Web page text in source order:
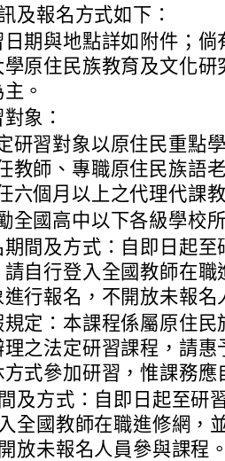
及報名方式如下：
日期與地點詳如附件；
學原住民族教育及文化
。
象：
研習對象以原住民重點
教師、專職原住民族語
六個月以上之代理代課
全國高中以下各級學校
期間及方式：自即日起
請自行登入全國教師在
進行報名，不開放未報名
規定：本課程係屬原住
理之法定研習課程，請
方式參加研習，惟課務應
及方式：自即日起至研
全國教師在職進修網，
放未報名人員參與課程